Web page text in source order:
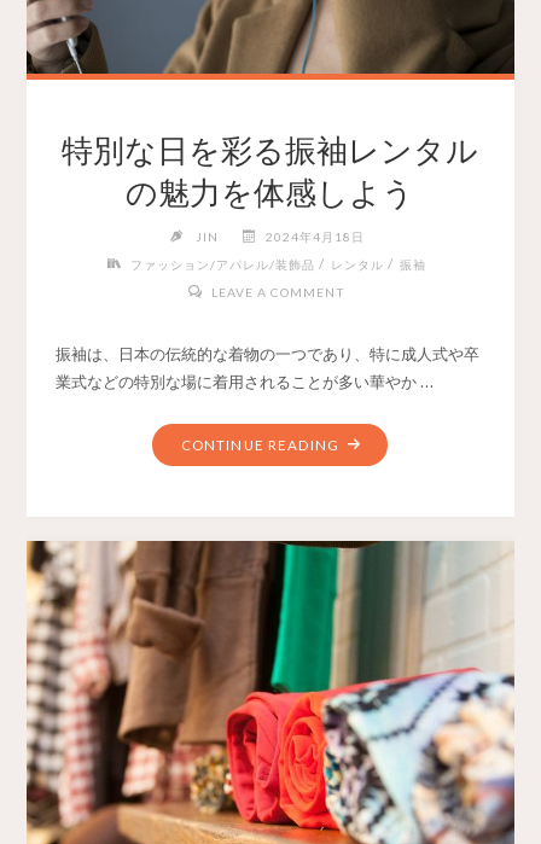
特別な日を彩る振袖レンタル
の魅力を体感しよう
JIN
2024年4月18日
ファッション/アパレル/装飾品 / レンタル / 振袖
LEAVE A COMMENT
振袖は、日本の伝統的な着物の一つであり、特に成人式や卒
業式などの特別な場に着用されることが多い華やか …
CONTINUE READING